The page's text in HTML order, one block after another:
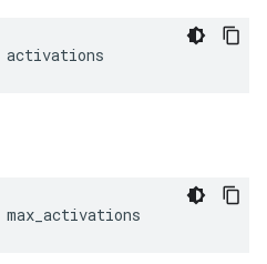
activations
max_activations